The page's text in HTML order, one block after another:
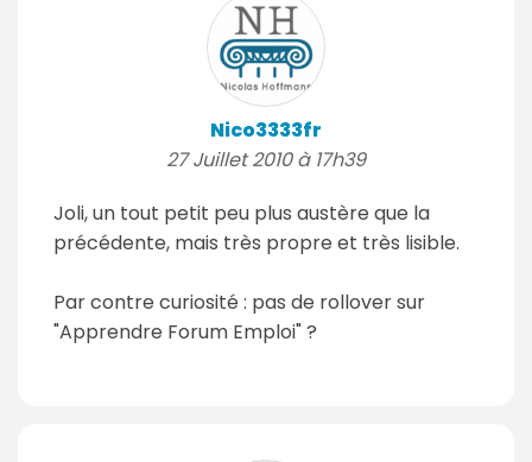
Nico3333fr
27 Juillet 2010 à 17h39
Joli, un tout petit peu plus austère que la
précédente, mais très propre et très lisible.
Par contre curiosité : pas de rollover sur
"Apprendre Forum Emploi" ?